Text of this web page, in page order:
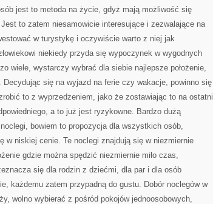
jest to metoda na życie, gdyż mają możliwość się
to zatem niesamowicie interesujące i zezwalające na
w turystykę i oczywiście warto z niej jak
niekiedy przyda się wypoczynek w wygodnych
wiele, wystarczy wybrać dla siebie najlepsze położenie,
Decydując się na wyjazd na ferie czy wakacje, powinno się
to z wyprzedzeniem, jako że zostawiając to na ostatni
a to już jest ryzykowne. Bardzo dużą
bowiem to propozycja dla wszystkich osób,
w niskiej cenie. Te noclegi znajdują się w niezmiernie
gdzie można spędzić niezmiernie miło czas,
się dla rodzin z dziećmi, dla par i dla osób
każdemu zatem przypadną do gustu. Dobór noclegów w
wolno wybierać z pośród pokojów jednoosobowych,